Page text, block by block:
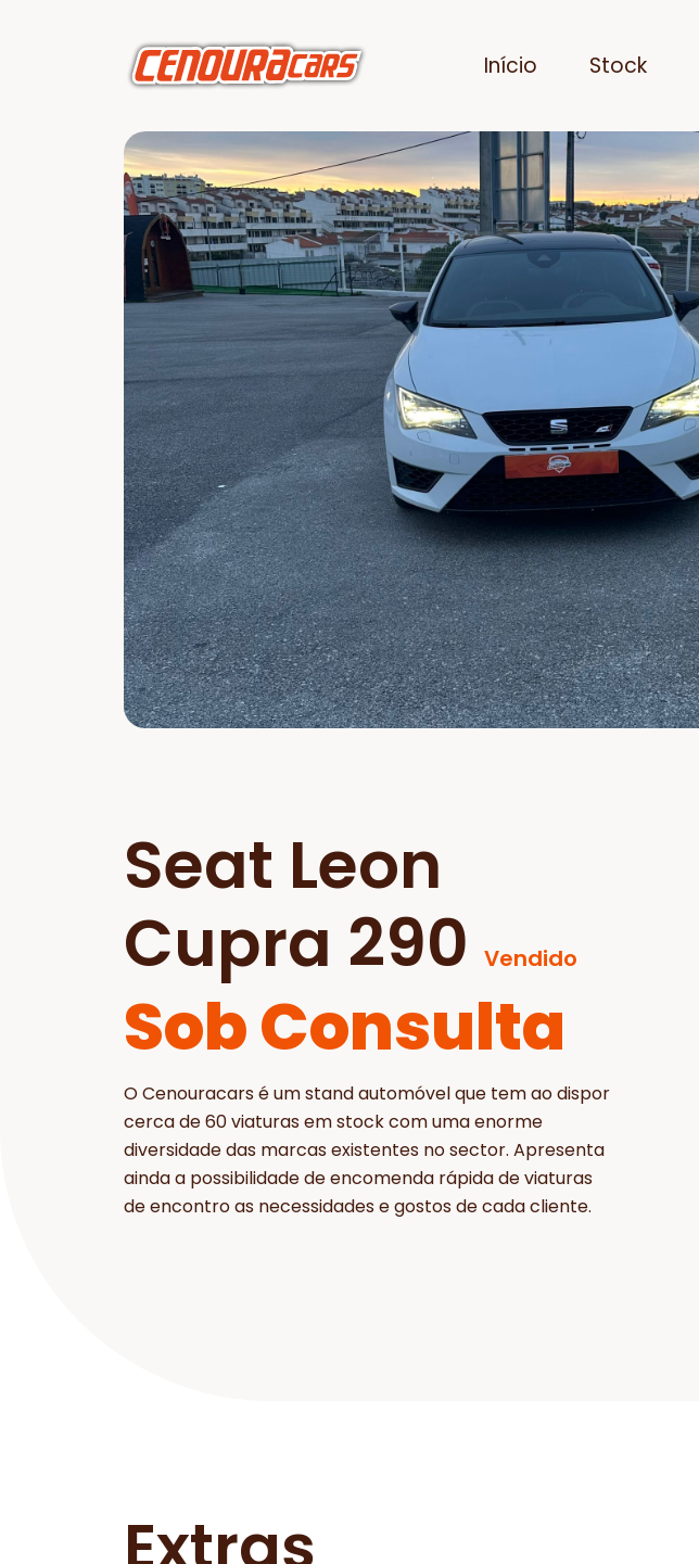
Início Stock
Seat Leon
Cupra 290
Vendido
Sob Consulta
O Cenouracars é um stand automóvel que tem ao dispor
cerca de 60 viaturas em stock com uma enorme
diversidade das marcas existentes no sector. Apresenta
ainda a possibilidade de encomenda rápida de viaturas
de encontro as necessidades e gostos de cada cliente.
Extras